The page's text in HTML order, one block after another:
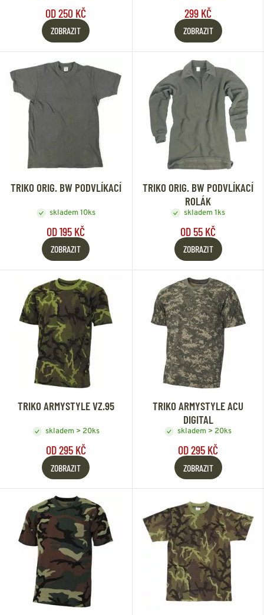
OD 250 KČ
ZOBRAZIT
299 KČ
ZOBRAZIT
TRIKO ORIG. BW PODVLÍKACÍ
skladem 10ks
OD 195 KČ
ZOBRAZIT
TRIKO ORIG. BW PODVLÍKACÍ
ROLÁK
skladem 1ks
OD 55 KČ
ZOBRAZIT
TRIKO ARMYSTYLE VZ.95
skladem > 20ks
OD 295 KČ
ZOBRAZIT
TRIKO ARMYSTYLE ACU
DIGITAL
skladem > 20ks
OD 295 KČ
ZOBRAZIT